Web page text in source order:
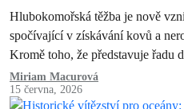
Hlubokomořská těžba je nově
spočívající v získávání kovů a
Kromě toho, že představuje
rozmanitost, způsobila…
Miriam Macurová
15 června, 2026